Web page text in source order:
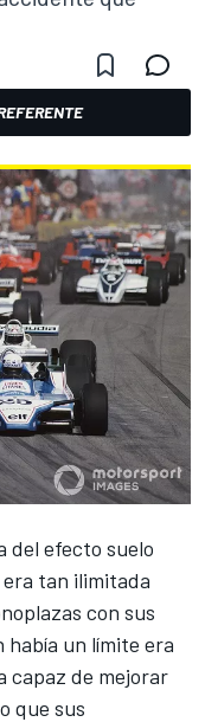
del efecto suelo
tan ilimitada
con sus
había un límite era
capaz de mejorar
que sus